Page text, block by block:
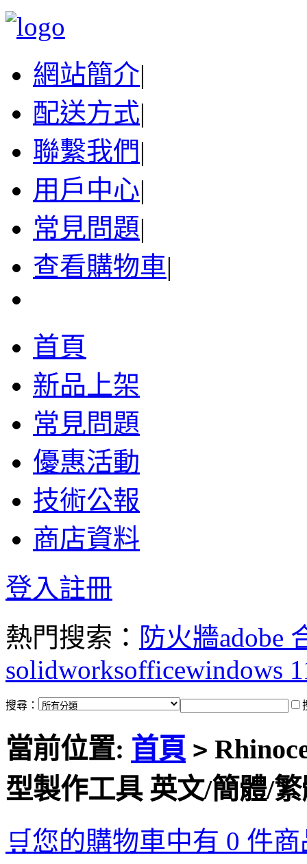
網站簡介|
配送方式|
聯繫我們|
用戶中心|
常見問題|
查看購物車|
首頁
新品上架
常見問題
優惠活動
技術公報
商店資料
登入註冊
熱門搜索： 防火牆adobe
solidworksofficewindows
搜尋：
當前位置: 首頁 >
型製作工具 英文/簡體/
🛒您的購物車中有 0 件